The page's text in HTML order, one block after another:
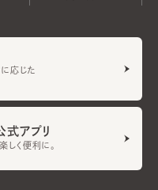
応じた
アプリ
しく便利に。